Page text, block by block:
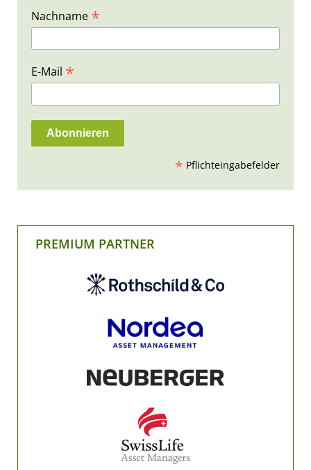
Nachname *
E-Mail *
* Pflichteingabefelder
PREMIUM PARTNER